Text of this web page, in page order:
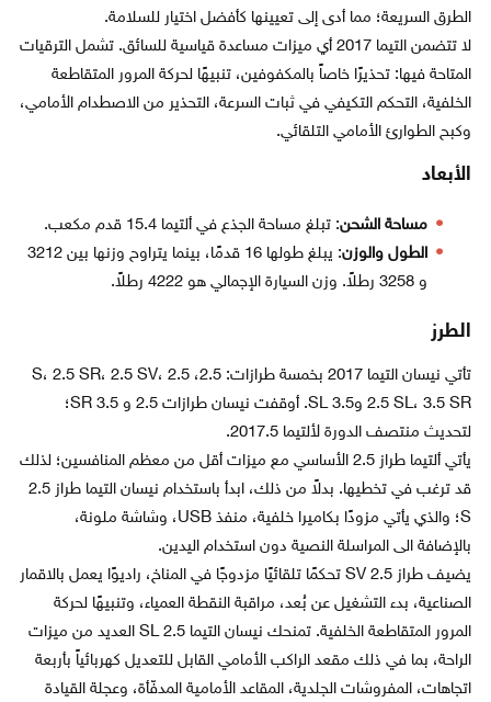
الطرق السريعة؛ مما أدى إلى تعيينها كأفضل اختيار للسلامة.
لا تتضمن التيما 2017 أي ميزات مساعدة قياسية للسائق. تشمل الترقيات
المتاحة فيها: تحذيرًا خاصاً بالمكفوفين، تنبيهًا لحركة المرور المتقاطعة
الخلفية، التحكم التكيفي في ثبات السرعة، التحذير من الاصطدام الأمامي،
وكبح الطوارئ الأمامي التلقائي.
الأبعاد
مساحة الشحن: تبلغ مساحة الجذع في ألتيما 15.4 قدم مكعب.
الطول والوزن
: يبلغ طولها 16 قدمًا، بينما يتراوح وزنها بين 3212
و 3258 رطلاً. وزن السيارة الإجمالي هو 4222 رطلاً.
الطرز
تأتي نيسان التيما 2017 بخمسة طرازات: 2.5، 2.5 S، 2.5 SR، 2.5 SV،
2.5 SL، 3.5 SR و3.5 SL. أوقفت نيسان طرازات 2.5 و 3.5 SR؛
لتحديث منتصف الدورة لألتيما 2017.5.
يأتي ألتيما طراز 2.5 الأساسي مع ميزات أقل من معظم المنافسين؛ لذلك
قد ترغب في تخطيها. بدلاً من ذلك، ابدأ باستخدام نيسان التيما طراز 2.5
S؛ والذي يأتي مزودًا بكاميرا خلفية، منفذ USB، وشاشة ملونة،
بالإضافة الى المراسلة النصية دون استخدام اليدين.
يضيف طراز 2.5 SV تحكمًا تلقائيًا مزدوجًا في المناخ، راديوًا يعمل بالاقمار
الصناعية، بدء التشغيل عن بُعد، مراقبة النقطة العمياء، وتنبيهًا لحركة
المرور المتقاطعة الخلفية. تمنحك نيسان التيما 2.5 SL العديد من ميزات
الراحة، بما في ذلك مقعد الراكب الأمامي القابل للتعديل كهربائياً بأربعة
اتجاهات، المفروشات الجلدية، المقاعد الأمامية المدفّأة، وعجلة القيادة